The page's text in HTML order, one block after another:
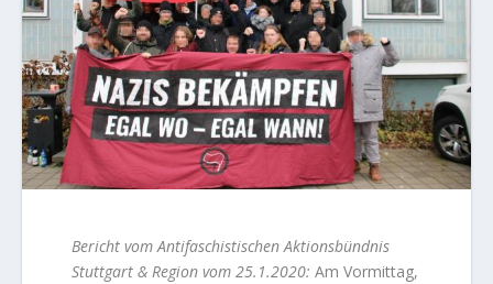
Bericht vom Antifaschistischen Aktionsbündnis
Stuttgart & Region vom 25.1.2020: Am Vormittag,